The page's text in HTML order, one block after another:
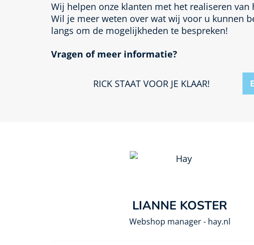
Wij helpen onze klanten met het realiseren
Wil je meer weten over wat wij voor u kunnen
langs om de mogelijkheden te bespreken!
Vragen of meer informatie?
RICK STAAT VOOR JE KLAAR!
LIANNE KOSTER
Webshop manager - hay.nl